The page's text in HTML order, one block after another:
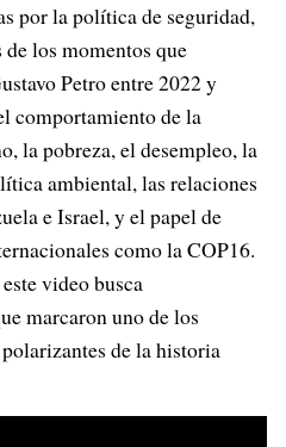
por la política de seguridad,
los momentos que
Petro entre 2022 y
comportamiento de la
la pobreza, el desempleo, la
ambiental, las relaciones
e Israel, y el papel de
como la COP16.
video busca
marcaron uno de los
de la historia